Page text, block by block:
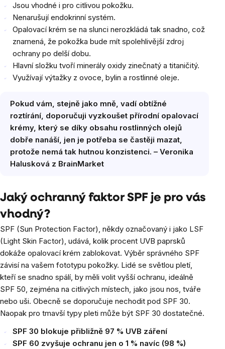
Jsou vhodné i pro citlivou pokožku.
Nenarušují endokrinní systém.
Opalovací krém se na slunci nerozkládá tak snadno, což
znamená, že pokožka bude mít spolehlivější zdroj
ochrany po delší dobu.
Hlavní složku tvoří minerály oxidy zinečnatý a titaničitý.
Využívají výtažky z ovoce, bylin a rostlinné oleje.
Pokud vám, stejně jako mně, vadí obtížné
roztírání, doporučuji vyzkoušet přírodní opalovací
krémy, který se díky obsahu rostlinných olejů
dobře nanáší, jen je potřeba se častěji mazat,
protože nemá tak hutnou konzistenci. – Veronika
Halusková z BrainMarket
Jaký ochranný faktor SPF je pro vás
vhodný?
SPF (Sun Protection Factor), někdy označovaný i jako LSF
(Light Skin Factor), udává, kolik procent UVB paprsků
dokáže opalovací krém zablokovat. Výběr správného SPF
závisí na vašem fototypu pokožky. Lidé se světlou pletí,
kteří se snadno spálí, by měli volit vyšší ochranu, ideálně
SPF 50, zejména na citlivých místech, jako jsou nos, tváře
nebo uši. Obecně se doporučuje nechodit pod SPF 30.
Naopak pro tmavší typy pleti může být SPF 30 dostatečné.
SPF 30 blokuje přibližně 97 % UVB záření
SPF 60 zvyšuje ochranu jen o 1 % navíc (98 %)